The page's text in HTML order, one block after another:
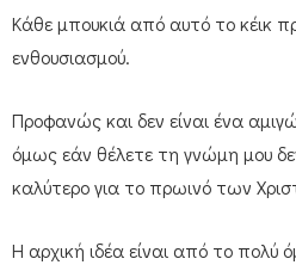
Κάθε μπουκιά από αυτό το κέικ
ενθουσιασμού.
Προφανώς και δεν είναι ένα
όμως εάν θέλετε τη γνώμη μου
καλύτερο για το πρωινό των
Η αρχική ιδέα είναι από το πολύ